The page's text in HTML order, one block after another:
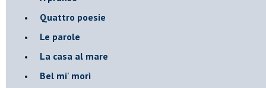
Quattro poesie
Le parole
La casa al mare
Bel mi' morì